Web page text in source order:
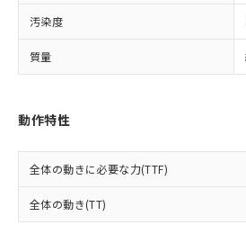
汚染度
質量
動作特性
全体の動きに必要な力(TTF)
全体の動き(TT)
示しないようお願いし
マイパーツ機能（部品
ビス）をご利用いただ
メンバーズにご登録さ
および当社の共同利用
品・サービスに関する
をご了承ください。
※当社の共同利用者と
部品在庫の切り替え状況な
月が前後することがあります
下記の非含有証明書をダウン
とができます。
EU RoHS指令（10物質）の
準値以下であることを示しま
「10」：通常の使用状況下
質が外部に漏えいし、環境
及ぼさない年数を意味します
該第三者に通知します
販売先および販売に係
法に輸出するおそれが
り引きをいたしません
受注生産機種、ま
情報を公開してい